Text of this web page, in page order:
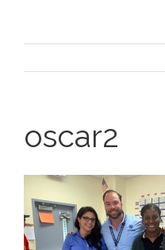
oscar2